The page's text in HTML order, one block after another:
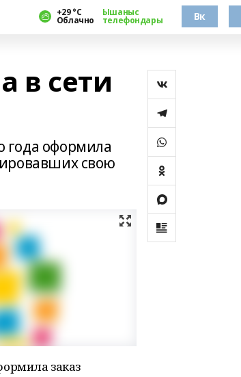
+29 °С
Облачно
Ышаныс
телефондары Вк
в сети
года оформила
свою
заказ